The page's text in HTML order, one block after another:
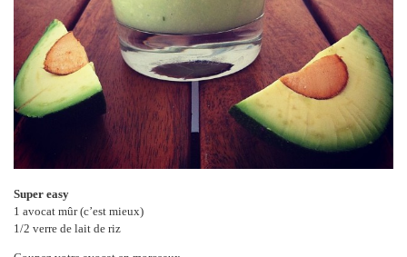
Super easy
1 avocat mûr (c’est mieux)
1/2 verre de lait de riz